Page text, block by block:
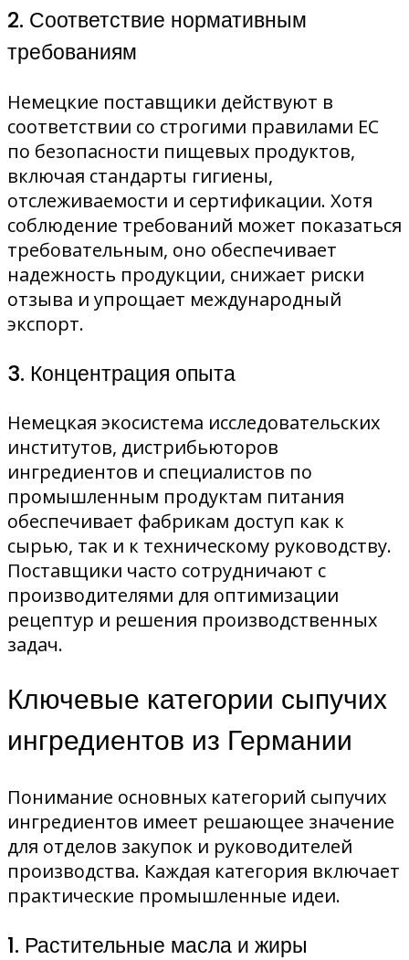
2. Соответствие нормативным
требованиям
Немецкие поставщики действуют в
соответствии со строгими правилами ЕС
по безопасности пищевых продуктов,
включая стандарты гигиены,
отслеживаемости и сертификации. Хотя
соблюдение требований может показаться
требовательным, оно обеспечивает
надежность продукции, снижает риски
отзыва и упрощает международный
экспорт.
3. Концентрация опыта
Немецкая экосистема исследовательских
институтов, дистрибьюторов
ингредиентов и специалистов по
промышленным продуктам питания
обеспечивает фабрикам доступ как к
сырью, так и к техническому руководству.
Поставщики часто сотрудничают с
производителями для оптимизации
рецептур и решения производственных
задач.
Ключевые категории сыпучих
ингредиентов из Германии
Понимание основных категорий сыпучих
ингредиентов имеет решающее значение
для отделов закупок и руководителей
производства. Каждая категория включает
практические промышленные идеи.
1. Растительные масла и жиры